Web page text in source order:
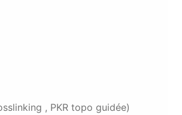
, PKR topo guidée)